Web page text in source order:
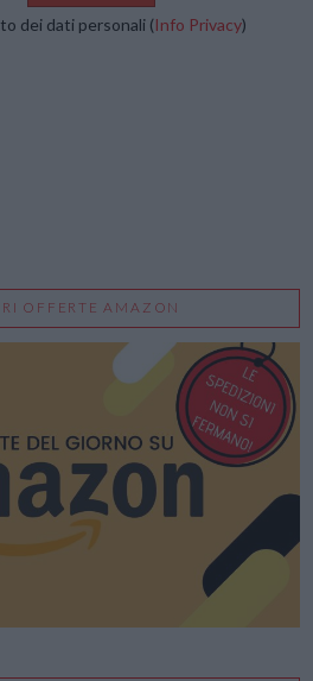
dei dati personali (Info Privacy)
OFFERTE AMAZON